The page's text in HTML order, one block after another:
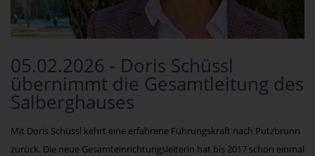
05.02.2026 - Doris Schüssl
übernimmt die Gesamtleitung des
Salberghauses
Mit Doris Schüssl kehrt eine erfahrene Führungskraft nach Putzbrunn
zurück. Die neue Gesamteinrichtungsleiterin hat bis 2017 schon einmal